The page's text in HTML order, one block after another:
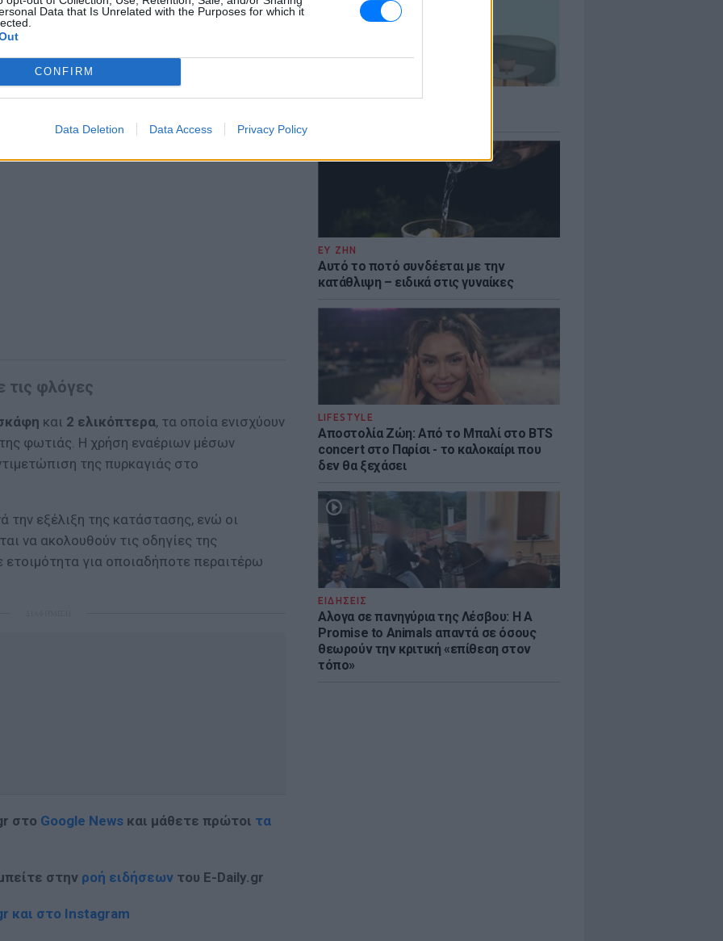
Data that Is Unrelated with the Purposes for which it
CONFIRM
Data Deletion Data Access Privacy Policy
ΚΕΡΔΙΣΤΕ
ΕΥ ΖΗΝ
Αυτό το ποτό συνδέεται με την
κατάθλιψη – ειδικά στις γυναίκες
LIFESTYLE
Αποστολία Ζώη: Από το Μπαλί στο BTS
concert στο Παρίσι - το καλοκαίρι που
δεν θα ξεχάσει
ΕΙΔΗΣΕΙΣ
Αλογα σε πανηγύρια της Λέσβου: Η A
Promise to Animals απαντά σε όσους
θεωρούν την κριτική «επίθεση στον
τόπο»
τις φλόγες
και 2 ελικόπτερα, τα οποία ενισχύουν
φωτιάς. Η χρήση εναέριων μέσων
της πυρκαγιάς στο
την εξέλιξη της κατάστασης, ενώ οι
να ακολουθούν τις οδηγίες της
ετοιμότητα για οποιαδήποτε περαιτέρω
στο Google News και μάθετε πρώτοι τα
στην ροή ειδήσεων του E-Daily.gr
και στο Instagram